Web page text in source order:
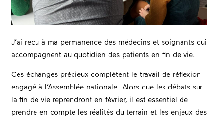
J’ai reçu à ma permanence des médecins et soignants qui
accompagnent au quotidien des patients en fin de vie.
Ces échanges précieux complètent le travail de réflexion
engagé à l’Assemblée nationale. Alors que les débats sur
la fin de vie reprendront en février, il est essentiel de
prendre en compte les réalités du terrain et les enjeux des